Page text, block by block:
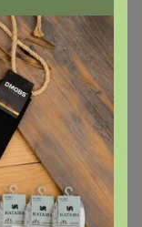
администрации: